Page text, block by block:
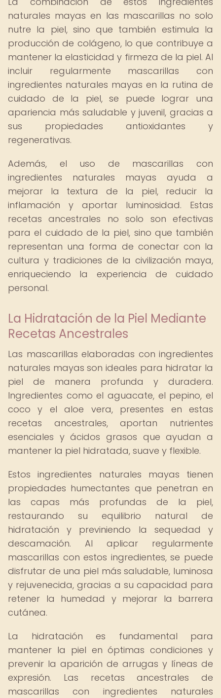
naturales mayas en las mascarillas no solo
nutre la piel, sino que también estimula la
producción de colágeno, lo que contribuye a
mantener la elasticidad y firmeza de la piel. Al
incluir regularmente mascarillas con
ingredientes naturales mayas en la rutina de
cuidado de la piel, se puede lograr una
apariencia más saludable y juvenil, gracias a
sus propiedades antioxidantes y
regenerativas.
Además, el uso de mascarillas con
ingredientes naturales mayas ayuda a
mejorar la textura de la piel, reducir la
inflamación y aportar luminosidad. Estas
recetas ancestrales no solo son efectivas
para el cuidado de la piel, sino que también
representan una forma de conectar con la
cultura y tradiciones de la civilización maya,
enriqueciendo la experiencia de cuidado
personal.
La Hidratación de la Piel Mediante
Recetas Ancestrales
Las mascarillas elaboradas con ingredientes
naturales mayas son ideales para hidratar la
piel de manera profunda y duradera.
Ingredientes como el aguacate, el pepino, el
coco y el aloe vera, presentes en estas
recetas ancestrales, aportan nutrientes
esenciales y ácidos grasos que ayudan a
mantener la piel hidratada, suave y flexible.
Estos ingredientes naturales mayas tienen
propiedades humectantes que penetran en
las capas más profundas de la piel,
restaurando su equilibrio natural de
hidratación y previniendo la sequedad y
descamación. Al aplicar regularmente
mascarillas con estos ingredientes, se puede
disfrutar de una piel más saludable, luminosa
y rejuvenecida, gracias a su capacidad para
retener la humedad y mejorar la barrera
cutánea.
La hidratación es fundamental para
mantener la piel en óptimas condiciones y
prevenir la aparición de arrugas y líneas de
expresión. Las recetas ancestrales de
mascarillas con ingredientes naturales